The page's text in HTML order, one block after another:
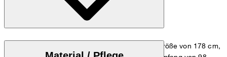
Das Model trägt die Größe 48, bei einer Körpergröße von 178 cm,